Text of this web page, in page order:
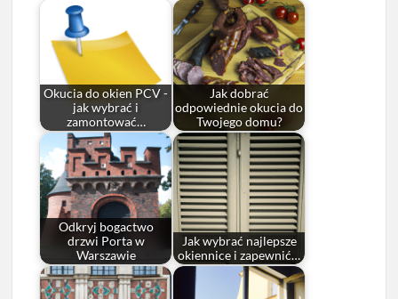
Okucia do okien PCV -
jak wybrać i
zamontować…
Jak dobrać
odpowiednie okucia do
Twojego domu?
Odkryj bogactwo
drzwi Porta w
Warszawie
Jak wybrać najlepsze
okiennice i zapewnić…